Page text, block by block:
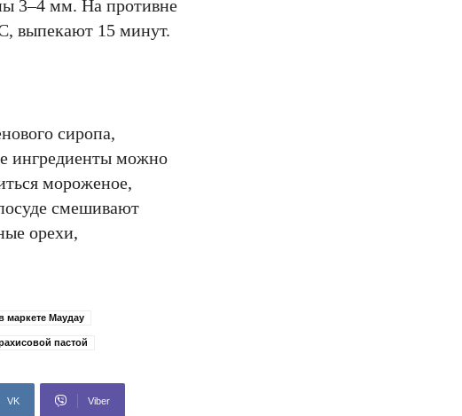
3–4 мм. На противне
выпекают 15 минут.
сиропа,
ингредиенты можно
мороженое,
смешивают
орехи,
маркете Маудау
пастой
VK Viber